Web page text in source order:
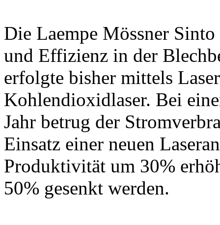
Die Laempe Mössner
und Effizienz in der
erfolgte bisher mittels
Kohlendioxidlaser. Bei
Jahr betrug der
Einsatz einer neuen
Produktivität um 30%
50% gesenkt werden.